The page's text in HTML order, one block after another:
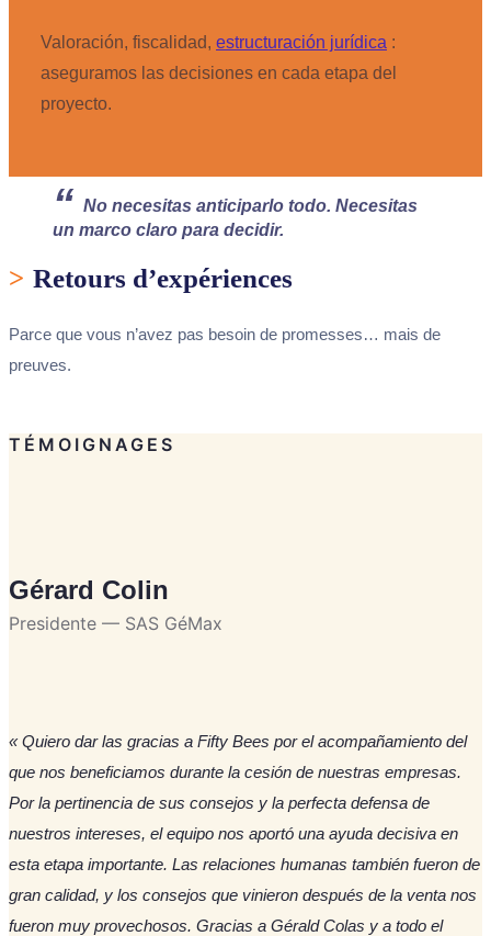
Valoración, fiscalidad, estructuración jurídica :
aseguramos las decisiones en cada etapa del
proyecto.
“ No necesitas anticiparlo todo. Necesitas
un marco claro para decidir.
> Retours d’expériences
Parce que vous n’avez pas besoin de promesses… mais de
preuves.
TÉMOIGNAGES
Gérard Colin
Presidente — SAS GéMax
«Quiero dar las gracias a Fifty Bees por el acompañamiento del
que nos beneficiamos durante la cesión de nuestras empresas.
Por la pertinencia de sus consejos y la perfecta defensa de
nuestros intereses, el equipo nos aportó una ayuda decisiva en
esta etapa importante. Las relaciones humanas también fueron de
gran calidad, y los consejos que vinieron después de la venta nos
fueron muy provechosos. Gracias a Gérald Colas y a todo el